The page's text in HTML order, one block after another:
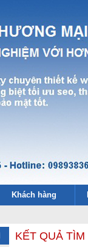
Khách hàng
KẾT QUẢ TÌM